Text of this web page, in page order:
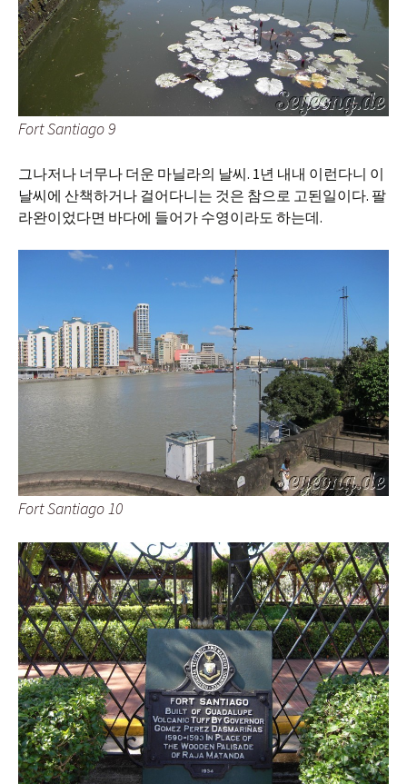
Fort Santiago 9
그나저나 너무나 더운 마닐라의 날씨. 1년 내내 이런다니 이
날씨에 산책하거나 걸어다니는 것은 참으로 고된일이다. 팔
라완이었다면 바다에 들어가 수영이라도 하는데.
Fort Santiago 10